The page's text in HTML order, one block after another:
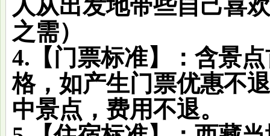
人从出发地带些自己喜
之需）
4.【门票标准】：含景
格，如产生门票优惠不
中景点，费用不退。